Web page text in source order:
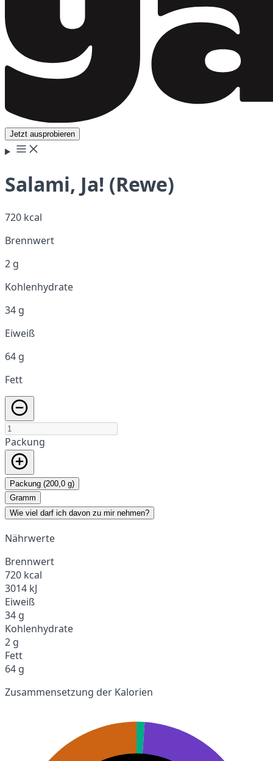
Jetzt ausprobieren
Salami, Ja! (Rewe)
720 kcal
Brennwert
2 g
Kohlenhydrate
34 g
Eiweiß
64 g
Fett
Packung
Packung (200,0 g)
Gramm
Wie viel darf ich davon zu mir nehmen?
Nährwerte
Brennwert
720 kcal
3014 kJ
Eiweiß
34 g
Kohlenhydrate
2 g
Fett
64 g
Zusammensetzung der Kalorien